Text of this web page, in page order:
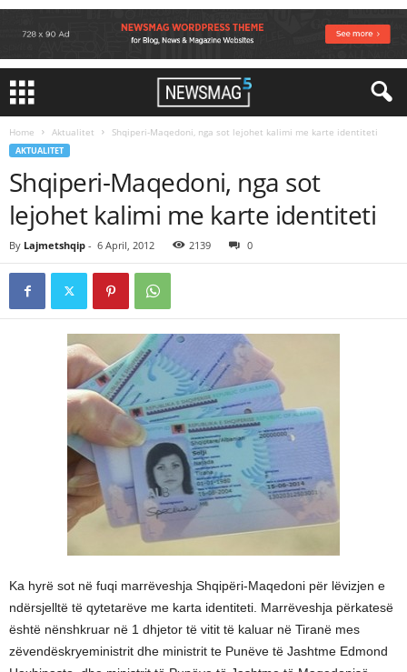
Home Aktualitet Shqiperi-Maqedoni, nga sot lejohet kalimi me karte identiteti
AKTUALITET
Shqiperi-Maqedoni, nga sot
lejohet kalimi me karte identiteti
By Lajmetshqip - 6 April, 2012 2139 0
Ka hyrë sot në fuqi marrëveshja Shqipëri-Maqedoni për lëvizjen e
ndërsjelltë të qytetarëve me karta identiteti. Marrëveshja përkatesë
është nënshkruar në 1 dhjetor të vitit të kaluar në Tiranë mes
zëvendëskryeministrit dhe ministrit te Punëve të Jashtme Edmond